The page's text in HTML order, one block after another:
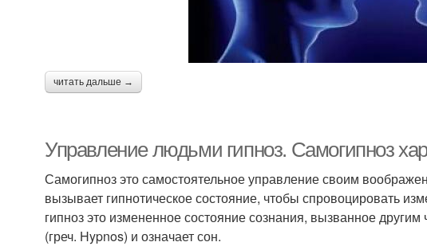
читать дальше →
Управление людьми гипноз. Самогипноз
Самогипноз это самостоятельное управление своим
вызывает гипнотическое состояние, чтобы спровоцировать
гипноз это измененное состояние сознания, вызванное
(греч. Hypnos) и означает сон.